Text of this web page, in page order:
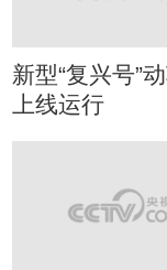
新型“复兴号”
上线运行